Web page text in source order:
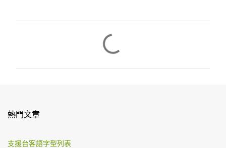
熱門文章
支援台客語字型列表